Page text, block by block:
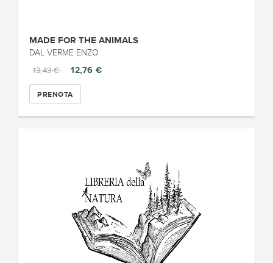
MADE FOR THE ANIMALS
DAL VERME ENZO
13,43 €
12,76 €
PRENOTA